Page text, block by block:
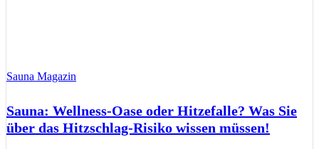
Sauna Magazin
Sauna: Wellness-Oase oder Hitzefalle? Was Sie
über das Hitzschlag-Risiko wissen müssen!